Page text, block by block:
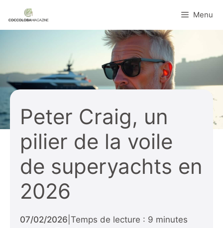
au
contenu
Menu
Peter Craig, un
pilier de la voile
de superyachts en
2026
07/02/2026 Temps de lecture : 9 minutes